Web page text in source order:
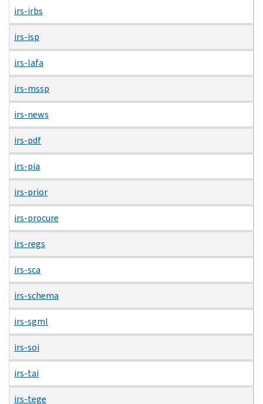
irs-irbs
irs-isp
irs-lafa
irs-mssp
irs-news
irs-pdf
irs-pia
irs-prior
irs-procure
irs-regs
irs-sca
irs-schema
irs-sgml
irs-soi
irs-tai
irs-tege